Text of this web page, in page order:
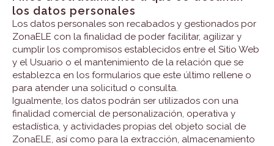
los datos personales
Los datos personales son recabados y gestionados por
ZonaELE con la finalidad de poder facilitar, agilizar y
cumplir los compromisos establecidos entre el Sitio Web
y el Usuario o el mantenimiento de la relación que se
establezca en los formularios que este último rellene o
para atender una solicitud o consulta.
Igualmente, los datos podrán ser utilizados con una
finalidad comercial de personalización, operativa y
estadística, y actividades propias del objeto social de
ZonaELE, así como para la extracción, almacenamiento